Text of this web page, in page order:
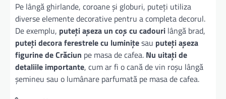
Pe lângă ghirlande, coroane și globuri, puteți utiliza
diverse elemente decorative pentru a completa decorul.
De exemplu, puteți așeza un coș cu cadouri lângă brad,
puteți decora ferestrele cu luminițesau puteți așeza
figurine de Crăciun pe masa de cafea. Nu uitați de
detaliile importante, cum ar fi o cană de vin roșu lângă
șemineu sau o lumânare parfumată pe masa de cafea.